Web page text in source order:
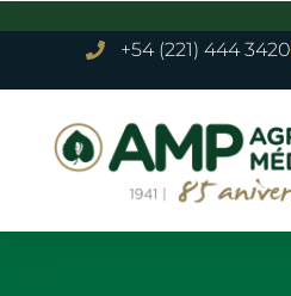
+54 (221) 444 3420